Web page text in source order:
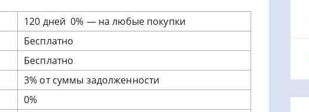
120 дней 0% — на любые покупки
Бесплатно
Бесплатно
3% от суммы задолженности
0%